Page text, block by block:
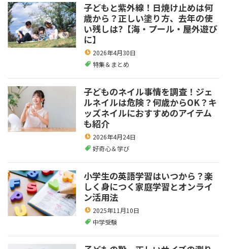
子どもと紫外線！日焼け止めは何
歳から？正しい塗り方、去年の使
い残しは?【海・プール・屋外遊び
に】
2026年4月30日
特集＆まとめ
子どものネイル事情を調査！ジェ
ルネイルは危険？何歳からOK？キ
ッズネイルにおすすめのアイテム
も紹介
2026年4月24日
好奇心＆学び
小学生の英語学習はいつから？楽
しく身につく家庭学習とオンライ
ン活用法
2025年11月10日
中学受験